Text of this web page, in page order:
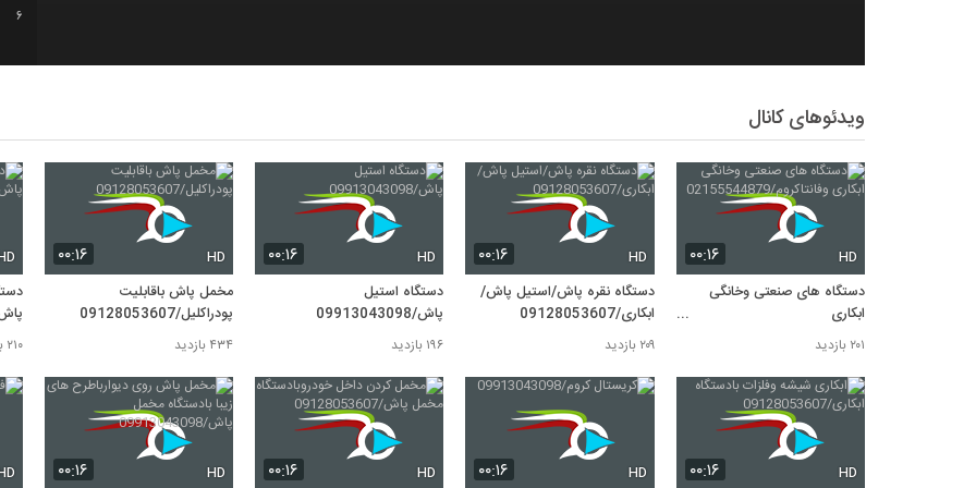
6
8
10
ویدئوهای کانال
۰۰:۱۶ HD
دستگاه های صنعتی وخانگی
ابکاری
وفانتاکروم/02155544879
۲۰۱ بازدید
۰۰:۱۶ HD
دستگاه نقره پاش/استیل پاش/
ابکاری/09128053607
۲۰۹ بازدید
۰۰:۱۶ HD
دستگاه استیل
پاش/09913043098
۱۹۶ بازدید
۰۰:۱۶ HD
مخمل پاش باقابلیت
پودراکلیل/09128053607
۴۳۴ بازدید
پاش/
۲۱۰ بازدید
۰۰:۱۶ HD ۰۰:۱۶ HD ۰۰:۱۶ HD ۰۰:۱۶ HD